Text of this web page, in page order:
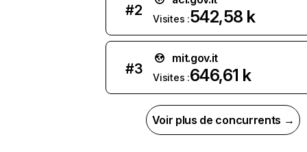
#2
Visites :542,58 k
#3
mit.gov.it
Visites :646,61 k
Voir plus de concurrents →